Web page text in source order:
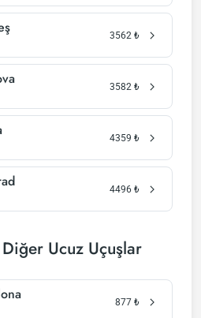
3562 ₺
3582 ₺
4359 ₺
4496 ₺
Diğer Ucuz Uçuşlar
877 ₺